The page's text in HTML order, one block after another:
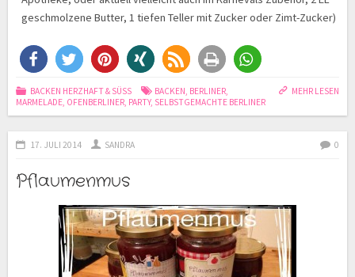
geschmolzene Butter, 1 tiefen Teller mit Zucker oder Zimt-Zucker)
MEHR LESEN
BACKEN HERZHAFT & SÜSS BACKEN, BERLINER,
MARMELADE, OFENBERLINER, PARTY, SELBSTGEMACHTE BERLINER
17. JULI 2014 SANDRA 0
Pflaumenmus